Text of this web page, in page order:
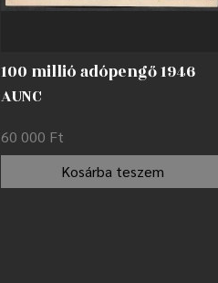
100 millió adópengő 1946
AUNC
60 000 Ft
Kosárba teszem